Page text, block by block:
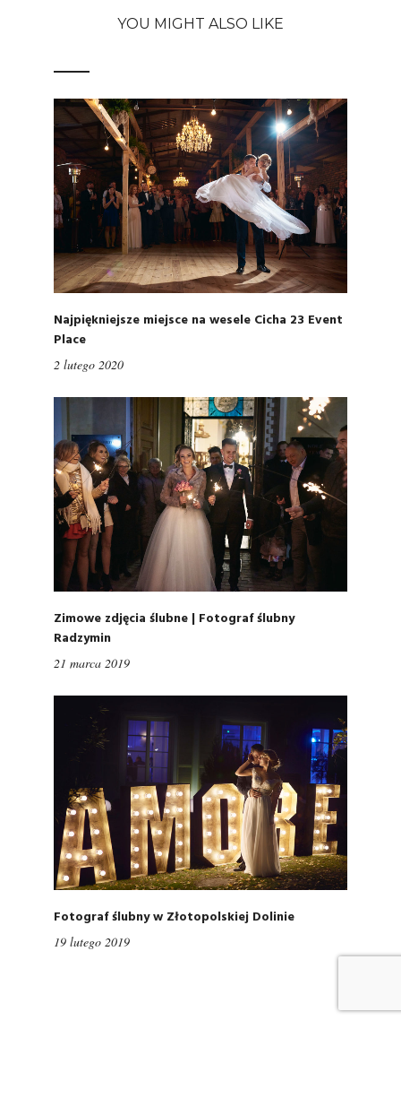
YOU MIGHT ALSO LIKE
Najpiękniejsze miejsce na wesele Cicha 23 Event
Place
2 lutego 2020
Zimowe zdjęcia ślubne | Fotograf ślubny
Radzymin
21 marca 2019
Fotograf ślubny w Złotopolskiej Dolinie
19 lutego 2019